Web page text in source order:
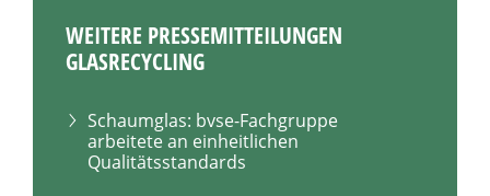
WEITERE PRESSEMITTEILUNGEN
GLASRECYCLING
Schaumglas: bvse-Fachgruppe
arbeitete an einheitlichen
Qualitätsstandards